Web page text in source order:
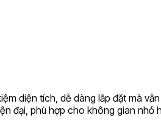
diện tích, dễ dàng lắp đặt mà
đại, phù hợp cho không gian nhỏ